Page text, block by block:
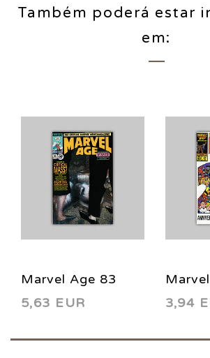
Também poderá estar
em:
Marvel Age 83
1989
5,63 EUR
1986
3,94